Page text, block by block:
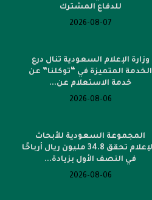
للدفاع المشترك
2026-08-07
وزارة الإعلام السعودية تنال درع
الخدمة المتميزة في “توكلنا” عن
خدمة الاستعلام عن...
2026-08-06
المجموعة السعودية للأبحاث
والإعلام تحقق 34.8 مليون ريال أرباحًا
في النصف الأول بزيادة...
2026-08-06